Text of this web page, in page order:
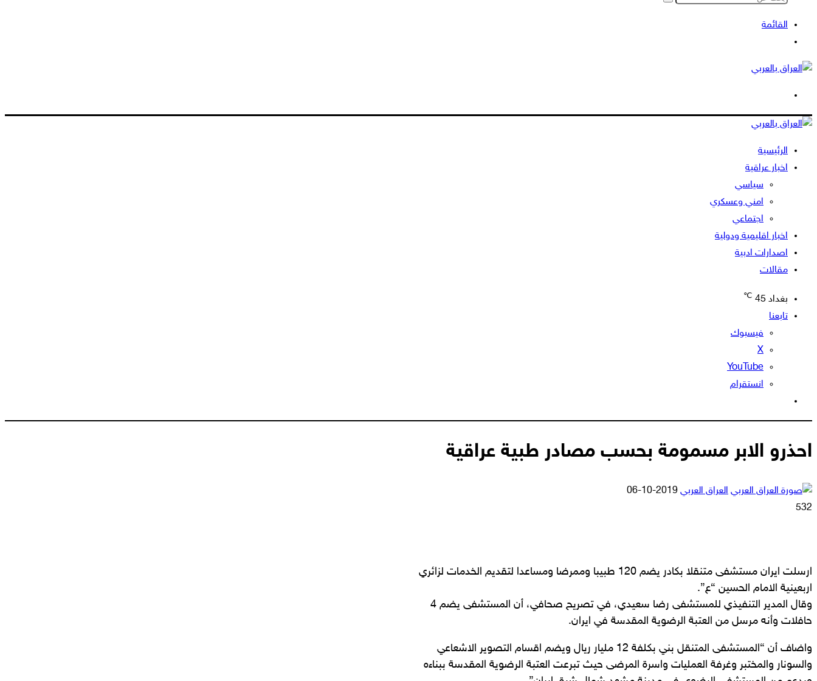
بحث
القائمة
المظلم
الرئيسية
اخبار عراقية
سياسي
امني وعسكري
اجتماعي
اخبار اقليمية ودولية
اصدارات ادبية
مقالات
بغداد 45
℃
تابعنا
فيسبوك
‫X
‫YouTube
انستقرام
المظلم
احذرو الابر مسمومة بحسب مصادر طبية عراقية
العراق العربي أرسل
2019-10-06
532
ارسلت ايران مستشفى متنقلا بكادر يضم 120 طبيبا وممرضا ومساعدا لتقديم الخدمات لزائري
اربعينية الامام الحسين “ع”.
وقال المدير التنفيذي للمستشفى رضا سعيدي، في تصريح صحافي، أن المستشفى يضم 4
حافلات وأنه مرسل من العتبة الرضوية المقدسة في ايران.
واضاف أن “المستشفى المتنقل بني بكلفة 12 مليار ريال ويضم اقسام التصوير الاشعاعي
والسونار والمختبر وغرفة العمليات واسرة المرضى حيث تبرعت العتبة الرضوية المقدسة ببناءه